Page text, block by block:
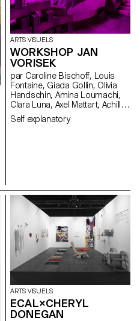
ARTS VISUELS
WORKSHOP JAN
VORISEK
par Caroline Bischoff, Louis
Fontaine, Giada Gollin, Olivia
Handschin, Amina Loumachi,
Clara Luna, Axel Mattart, Achille
Meier, Charlie Schär, Jamie
Soria, Nayla Younes, Mayalène
Self explanatory
ARTS VISUELS
ECAL×CHERYL
DONEGAN